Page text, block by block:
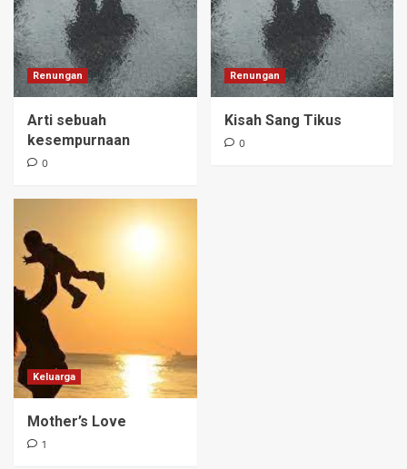
Renungan
Arti sebuah
kesempurnaan
0
Renungan
Kisah Sang Tikus
0
Keluarga
Mother’s Love
1